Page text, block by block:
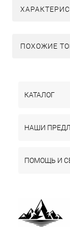
ПОХОЖИЕ
КАТАЛОГ
НАШИ
ПОМОЩЬ И